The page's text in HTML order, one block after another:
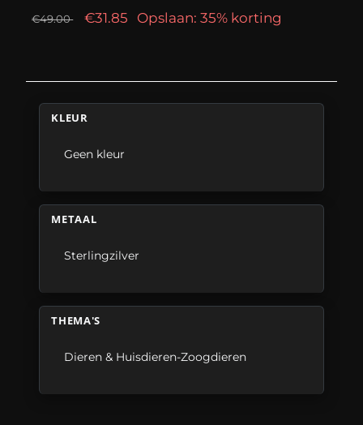
€49.00 €31.85 Opslaan: 35% korting
KLEUR
Geen kleur
METAAL
Sterlingzilver
THEMA'S
Dieren & Huisdieren-Zoogdieren